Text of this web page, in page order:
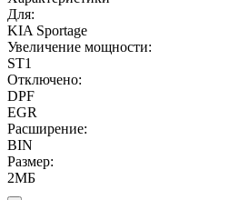
Для:
KIA Sportage
Увеличение мощности:
ST1
Отключено:
DPF
EGR
Расширение:
BIN
Размер:
2МБ